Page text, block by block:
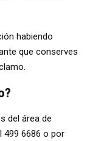
habiendo
que conserves
del área de
499 6686 o por